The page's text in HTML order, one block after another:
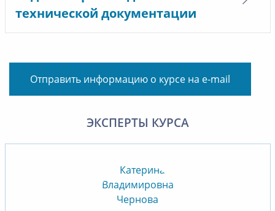
технической документации
Отправить информацию о курсе на e-mail
ЭКСПЕРТЫ КУРСА